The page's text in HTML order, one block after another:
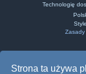
Strona ta używa
Technologię